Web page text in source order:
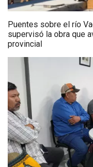
Puentes sobre el río
supervisó la obra que
provincial